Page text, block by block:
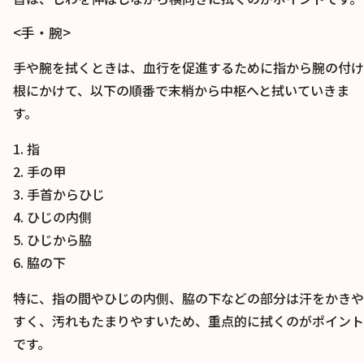
<手・腕>
手や腕を拭くときは、血行を促進するために指から腕の付け
根にかけて、以下の順番で末梢から中枢へと拭いていきま
す。
1. 指
2. 手の甲
3. 手首からひじ
4. ひじの内側
5. ひじから脇
6. 脇の下
特に、指の間やひじの内側、脇の下などの部分は汗をかきや
すく、汚れもたまりやすいため、重点的に拭くのがポイント
です。